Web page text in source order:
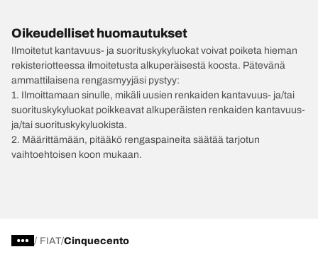
Oikeudelliset huomautukset
Ilmoitetut kantavuus- ja suorituskykyluokat voivat poiketa hieman
rekisteriotteessa ilmoitetusta alkuperäisestä koosta. Pätevänä
ammattilaisena rengasmyyjäsi pystyy:
1. Ilmoittamaan sinulle, mikäli uusien renkaiden kantavuus- ja/tai
suorituskykyluokat poikkeavat alkuperäisten renkaiden kantavuus-
ja/tai suorituskykyluokista.
2. Määrittämään, pitääkö rengaspaineita säätää tarjotun
vaihtoehtoisen koon mukaan.
/ FIAT Cinquecento